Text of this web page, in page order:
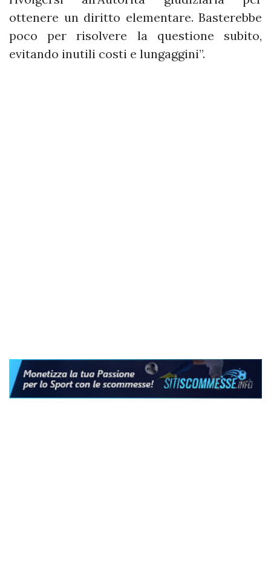
ottenere un diritto elementare. Basterebbe
poco per risolvere la questione subito,
evitando inutili costi e lungaggini”.